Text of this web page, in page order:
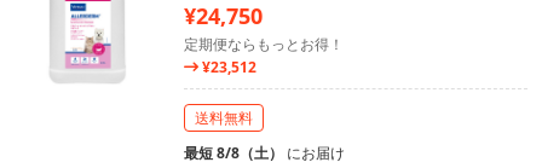
¥24,750
定期便ならもっとお得！
¥23,512
送料無料
最短 8/8（土） にお届け